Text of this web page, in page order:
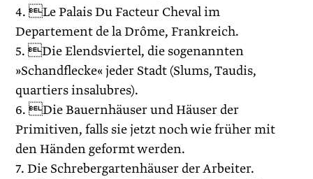
4. Le Palais Du Facteur Cheval im
Departement de la Drôme, Frankreich.
5. Die Elendsviertel, die sogenannten
»Schandflecke« jeder Stadt (Slums, Taudis,
quartiers insalubres).
6. Die Bauernhäuser und Häuser der
Primitiven, falls sie jetzt noch wie früher mit
den Händen geformt werden.
7. Die Schrebergartenhäuser der Arbeiter.